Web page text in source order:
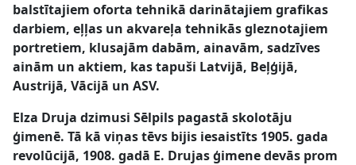
balstītajiem oforta tehnikā darinātajiem grafikas
darbiem, eļļas un akvareļa tehnikās gleznotajiem
portretiem, klusajām dabām, ainavām, sadzīves
ainām un aktiem, kas tapuši Latvijā, Beļģijā,
Austrijā, Vācijā un ASV.
Elza Druja dzimusi Sēlpils pagastā skolotāju
ģimenē. Tā kā viņas tēvs bijis iesaistīts 1905. gada
revolūcijā, 1908. gadā E. Drujas ģimene devās prom